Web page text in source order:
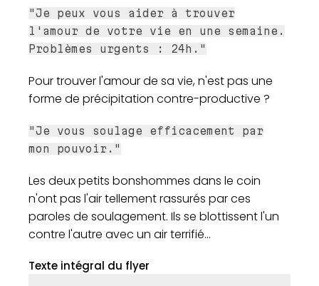
"Je peux vous aider à trouver
l'amour de votre vie en une semaine.
Problèmes urgents : 24h."
Pour trouver l'amour de sa vie, n'est pas une
forme de précipitation contre-productive ?
"Je vous soulage efficacement par
mon pouvoir."
Les deux petits bonshommes dans le coin
n'ont pas l'air tellement rassurés par ces
paroles de soulagement. Ils se blottissent l'un
contre l'autre avec un air terrifié...
Texte intégral du flyer